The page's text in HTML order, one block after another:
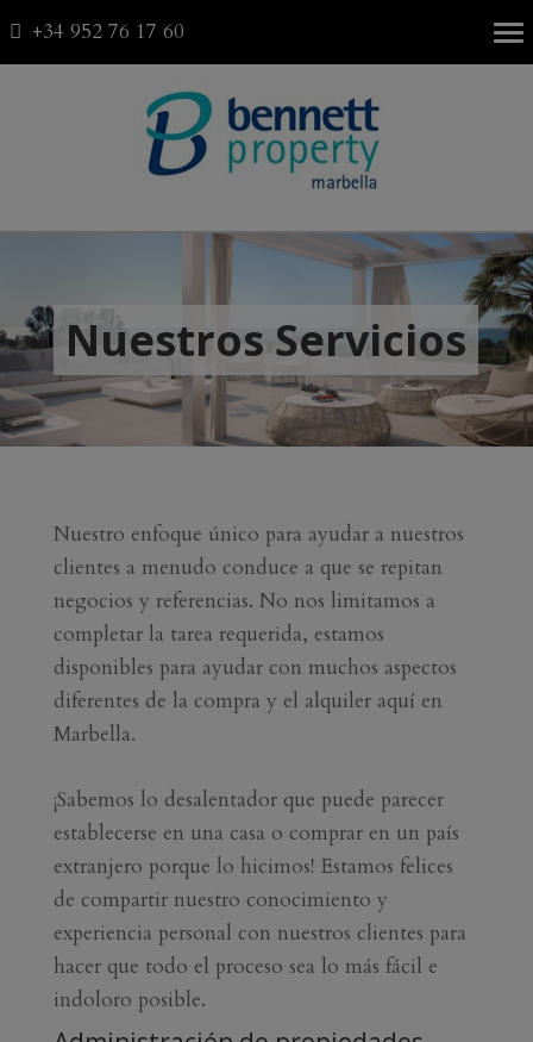
+34 952 76 17 60
Nuestros Servicios
Nuestro enfoque único para ayudar a nuestros
clientes a menudo conduce a que se repitan
negocios y referencias. No nos limitamos a
completar la tarea requerida, estamos
disponibles para ayudar con muchos aspectos
diferentes de la compra y el alquiler aquí en
Marbella.
¡Sabemos lo desalentador que puede parecer
establecerse en una casa o comprar en un país
extranjero porque lo hicimos! Estamos felices
de compartir nuestro conocimiento y
experiencia personal con nuestros clientes para
hacer que todo el proceso sea lo más fácil e
indoloro posible.